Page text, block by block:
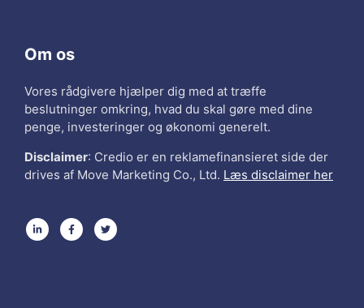
Om os
Vores rådgivere hjælper dig med at træffe
beslutninger omkring, hvad du skal gøre med dine
penge, investeringer og økonomi generelt.
Disclaimer: Credio er en reklamefinansieret side der
drives af Move Marketing Co., Ltd. Læs disclaimer her